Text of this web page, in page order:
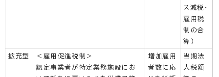
ス減税・
雇用税
制の合
算）
拡充型
＜雇用促進税制＞
認定事業者が特定業務施設にお
増加雇用
者数に応
当期法
人税額